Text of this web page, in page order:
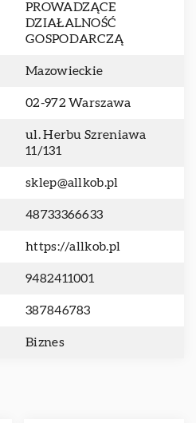
PROWADZĄCE
DZIAŁALNOŚĆ
GOSPODARCZĄ
Mazowieckie
02-972 Warszawa
ul. Herbu Szreniawa
11/131
sklep@allkob.pl
48733366633
https://allkob.pl
9482411001
387846783
Biznes